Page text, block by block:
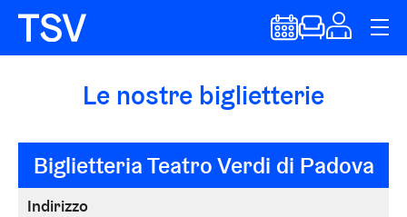
Le nostre biglietterie
Biglietteria Teatro Verdi di Padova
Indirizzo